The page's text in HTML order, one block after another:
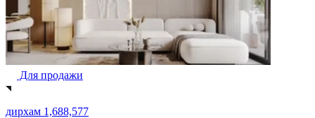
Для продажи
дирхам 1,688,577